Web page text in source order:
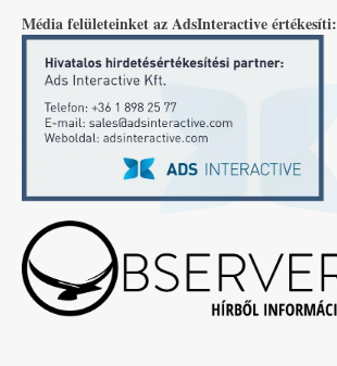
Média felületeinket az AdsInteractive értékesíti: